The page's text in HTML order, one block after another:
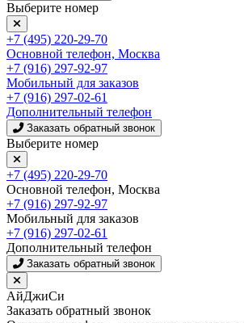
Выберите номер
+7 (495) 220-29-70
Основной телефон, Москва
+7 (916) 297-92-97
Мобильный для заказов
+7 (916) 297-02-61
Дополнительный телефон
Заказать обратный звонок
Выберите номер
+7 (495) 220-29-70
Основной телефон, Москва
+7 (916) 297-92-97
Мобильный для заказов
+7 (916) 297-02-61
Дополнительный телефон
Заказать обратный звонок
АйДжиСи
Заказать обратный звонок